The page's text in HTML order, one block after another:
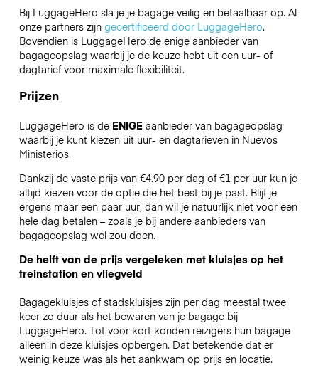
Bij LuggageHero sla je je bagage veilig en betaalbaar op. Al
onze partners zijn gecertificeerd door LuggageHero.
Bovendien is LuggageHero de enige aanbieder van
bagageopslag waarbij je de keuze hebt uit een uur- of
dagtarief voor maximale flexibiliteit.
Prijzen
LuggageHero is de ENIGEaanbieder van bagageopslag
waarbij je kunt kiezen uit uur- en dagtarieven in Nuevos
Ministerios.
Dankzij de vaste prijs van €4.90 per dag of €1 per uur kun je
altijd kiezen voor de optie die het best bij je past. Blijf je
ergens maar een paar uur, dan wil je natuurlijk niet voor een
hele dag betalen – zoals je bij andere aanbieders van
bagageopslag wel zou doen.
De helft van de prijs vergeleken met kluisjes op het
treinstation en vliegveld
Bagagekluisjes of stadskluisjes zijn per dag meestal twee
keer zo duur als het bewaren van je bagage bij
LuggageHero. Tot voor kort konden reizigers hun bagage
alleen in deze kluisjes opbergen. Dat betekende dat er
weinig keuze was als het aankwam op prijs en locatie.